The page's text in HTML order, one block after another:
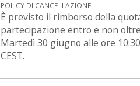
POLICY DI CANCELLAZIONE
È previsto il rimborso della
partecipazione entro e non
Martedì 30 giugno alle ore 10:30
CEST.